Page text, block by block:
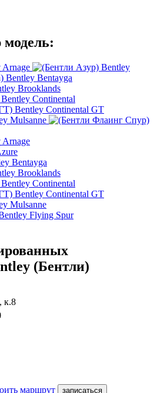
Arnage
Bentley
Bentley Bentayga
Brooklands
Bentley Continental
Bentley Continental GT
Mulsanne
Arnage
Bentayga
Brooklands
Bentley Continental
Bentley Continental GT
Mulsanne
Flying Spur
(Бентли)
к.8
маршрут записаться